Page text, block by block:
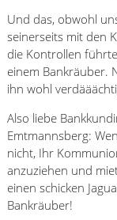
Und das, obwohl
seinerseits mit den
die Kontrollen
einem Bankräuber.
ihn wohl
Also liebe
Emtmannsberg:
nicht, Ihr
anzuziehen und
einen schicken
Bankräuber!